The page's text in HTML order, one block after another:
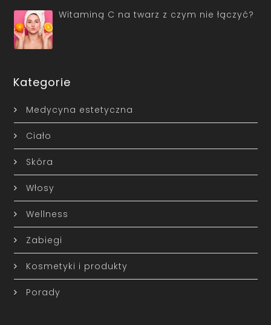
Witaminą C na twarz z czym nie łączyć?
Kategorie
Medycyna estetyczna
Ciało
Skóra
Włosy
Wellness
Zabiegi
Kosmetyki i produkty
Porady